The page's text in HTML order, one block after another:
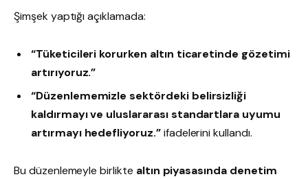
Şimşek yaptığı açıklamada:
“Tüketicileri korurken altın ticaretinde gözetimi
artırıyoruz.”
“Düzenlememizle sektördeki belirsizliği
kaldırmayı ve uluslararası standartlara uyumu
artırmayı hedefliyoruz.”ifadelerini kullandı.
Bu düzenlemeyle birlikte altın piyasasında denetim